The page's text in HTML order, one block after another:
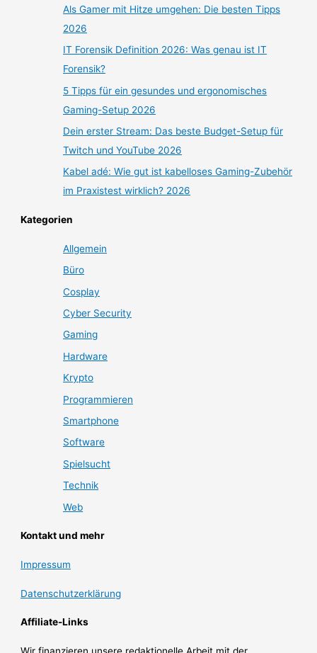
Als Gamer mit Hitze umgehen: Die besten Tipps
2026
IT Forensik Definition 2026: Was genau ist IT
Forensik?
5 Tipps für ein gesundes und ergonomisches
Gaming-Setup 2026
Dein erster Stream: Das beste Budget-Setup für
Twitch und YouTube 2026
Kabel adé: Wie gut ist kabelloses Gaming-Zubehör
im Praxistest wirklich? 2026
Kategorien
Allgemein
Büro
Cosplay
Cyber Security
Gaming
Hardware
Krypto
Programmieren
Smartphone
Software
Spielsucht
Technik
Web
Kontakt und mehr
Impressum
Datenschutzerklärung
Affiliate-Links